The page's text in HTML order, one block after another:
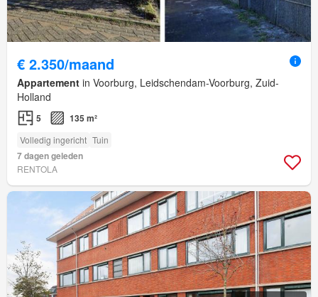
€ 2.350/maand
Appartement in Voorburg, Leidschendam-Voorburg, Zuid-
Holland
5 135 m²
Volledig ingericht Tuin
7 dagen geleden
RENTOLA